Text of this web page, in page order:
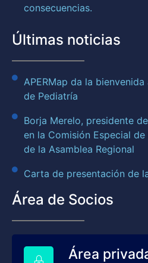
consecuencias.
Últimas noticias
APERMap da la
de Pediatría
Borja Merelo, presidente
en la Comisión Especial
de la Asamblea Regional
Carta de presentación de
Área de Socios
Área